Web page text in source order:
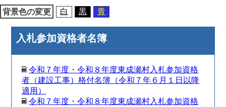
背景色の変更 白 黒 青
入札参加資格者名簿
令和７年度・令和８年度東成瀬村入札参加資格
者（建設工事）格付名簿（令和７年６月１日以降
適用）
令和７年度・令和８年度東成瀬村入札参加資格